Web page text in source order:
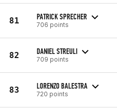
81 PATRICK SPRECHER
706 points
82 DANIEL STREULI
709 points
83 LORENZO BALESTRA
720 points